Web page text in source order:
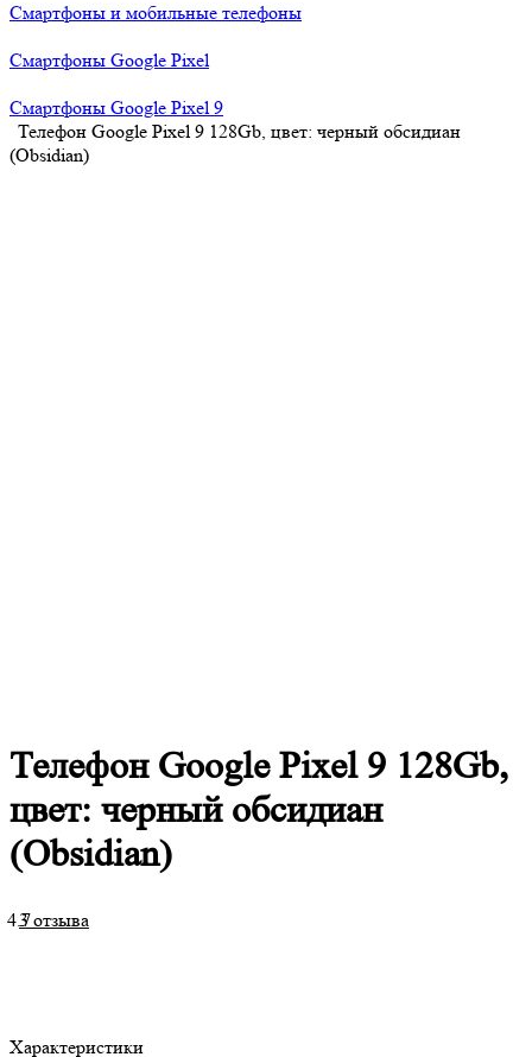
Смартфоны и мобильные телефоны
Смартфоны Google Pixel
Смартфоны Google Pixel 9
Телефон Google Pixel 9 128Gb, цвет: черный обсидиан
(Obsidian)
Телефон Google Pixel 9 128Gb,
цвет: черный обсидиан
(Obsidian)
4.73 отзыва
Характеристики